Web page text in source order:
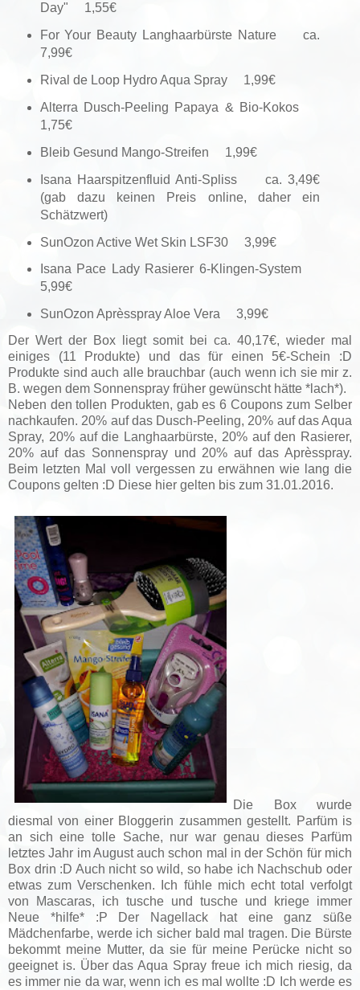
Day" 1,55€
For Your Beauty Langhaarbürste Nature ca.
7,99€
Rival de Loop Hydro Aqua Spray 1,99€
Alterra Dusch-Peeling Papaya & Bio-Kokos
1,75€
Bleib Gesund Mango-Streifen 1,99€
Isana Haarspitzenfluid Anti-Spliss ca. 3,49€
(gab dazu keinen Preis online, daher ein
Schätzwert)
SunOzon Active Wet Skin LSF30 3,99€
Isana Pace Lady Rasierer 6-Klingen-System
5,99€
SunOzon Aprèsspray Aloe Vera 3,99€
Der Wert der Box liegt somit bei ca. 40,17€, wieder mal
einiges (11 Produkte) und das für einen 5€-Schein :D
Produkte sind auch alle brauchbar (auch wenn ich sie mir z.
B. wegen dem Sonnenspray früher gewünscht hätte *lach*).
Neben den tollen Produkten, gab es 6 Coupons zum Selber
nachkaufen. 20% auf das Dusch-Peeling, 20% auf das Aqua
Spray, 20% auf die Langhaarbürste, 20% auf den Rasierer,
20% auf das Sonnenspray und 20% auf das Aprèsspray.
Beim letzten Mal voll vergessen zu erwähnen wie lang die
Coupons gelten :D Diese hier gelten bis zum 31.01.2016.
Die Box wurde
diesmal von einer Bloggerin zusammen gestellt. Parfüm is
an sich eine tolle Sache, nur war genau dieses Parfüm
letztes Jahr im August auch schon mal in der Schön für mich
Box drin :D Auch nicht so wild, so habe ich Nachschub oder
etwas zum Verschenken. Ich fühle mich echt total verfolgt
von Mascaras, ich tusche und tusche und kriege immer
Neue *hilfe* :P Der Nagellack hat eine ganz süße
Mädchenfarbe, werde ich sicher bald mal tragen. Die Bürste
bekommt meine Mutter, da sie für meine Perücke nicht so
geeignet is. Über das Aqua Spray freue ich mich riesig, da
es immer nie da war, wenn ich es mal wollte :D Ich werde es